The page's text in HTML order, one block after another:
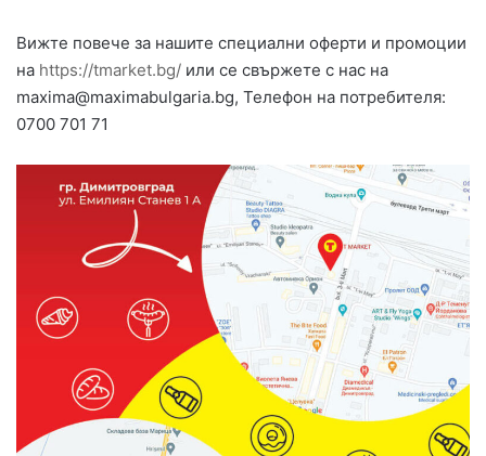
Вижте повече за нашите специални оферти и промоции
на https://tmarket.bg/ или се свържете с нас на
maxima@maximabulgaria.bg, Телефон на потребителя:
0700 701 71